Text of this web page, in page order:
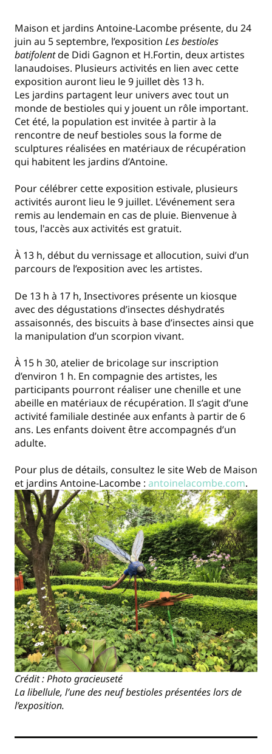
Maison et jardins Antoine-Lacombe présente, du 24
juin au 5 septembre, l’exposition Les bestioles
batifolentde Didi Gagnon et H.Fortin, deux artistes
lanaudoises. Plusieurs activités en lien avec cette
exposition auront lieu le 9 juillet dès 13 h.
Les jardins partagent leur univers avec tout un
monde de bestioles qui y jouent un rôle important.
Cet été, la population est invitée à partir à la
rencontre de neuf bestioles sous la forme de
sculptures réalisées en matériaux de récupération
qui habitent les jardins d’Antoine.
Pour célébrer cette exposition estivale, plusieurs
activités auront lieu le 9 juillet. L’événement sera
remis au lendemain en cas de pluie. Bienvenue à
tous, l'accès aux activités est gratuit.
À 13 h, début du vernissage et allocution, suivi d’un
parcours de l’exposition avec les artistes.
De 13 h à 17 h, Insectivores présente un kiosque
avec des dégustations d’insectes déshydratés
assaisonnés, des biscuits à base d’insectes ainsi que
la manipulation d’un scorpion vivant.
À 15 h 30, atelier de bricolage sur inscription
d’environ 1 h. En compagnie des artistes, les
participants pourront réaliser une chenille et une
abeille en matériaux de récupération. Il s’agit d’une
activité familiale destinée aux enfants à partir de 6
ans. Les enfants doivent être accompagnés d’un
adulte.
Pour plus de détails, consultez le site Web de Maison
et jardins Antoine-Lacombe : antoinelacombe.com.
Crédit : Photo gracieuseté
La libellule, l’une des neuf bestioles présentées lors de
l’exposition.